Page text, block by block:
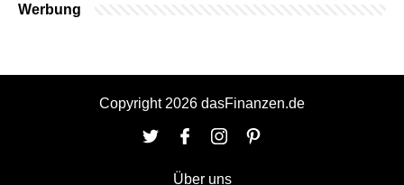
Werbung
Copyright 2026 dasFinanzen.de
Über uns